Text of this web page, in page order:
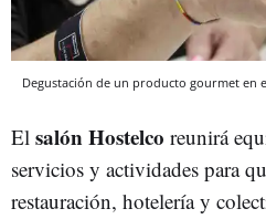
Degustación de un producto gourmet en
El salón Hostelco reunirá
servicios y actividades para
restauración, hotelería y